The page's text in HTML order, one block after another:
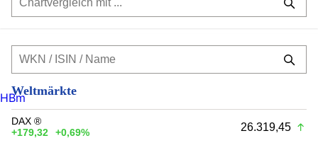
Weltmärkte
DAX ®
+179,32
+0,69% 26.319,45
HBm